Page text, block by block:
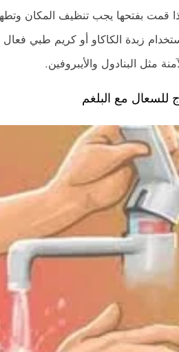
قمت بفتحها يجب تنظيف المكان
زبدة الكاكاو أو كريم طبي
مثل البنادول والأيبروفين.
مع البلغم